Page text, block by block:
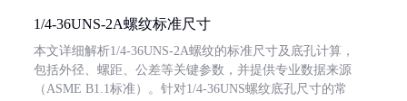
1/4-36UNS-2A螺纹标准尺寸
本文详细解析1/4-36UNS-2A螺纹的标准尺寸及底孔计算，
包括外径、螺距、公差等关键参数，并提供专业数据来源
（ASME B1.1标准）。针对1/4-36UNS螺纹底孔尺寸的常